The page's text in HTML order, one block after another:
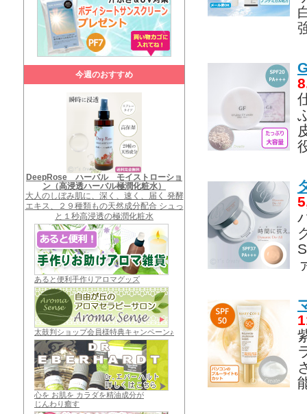
今週のおすすめ
DeepRose ハーバル モイストローショ
ン（高浸透ハーバル極潤化粧水）
大人のしぼみ肌に、深く、速く、届く 発酵
エキス、２９種類もの天然成分配合 シュっ
と１秒高浸透の極潤化粧水
あると便利手作りアロマグッズ
太鼓判ショップ会員様特典キャンペーン♪
心を お肌を カラダを精油成分が
じんわり癒す